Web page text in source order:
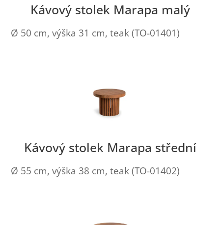
Kávový stolek Marapa malý
Ø 50 cm, výška 31 cm, teak (TO-01401)
Kávový stolek Marapa střední
Ø 55 cm, výška 38 cm, teak (TO-01402)